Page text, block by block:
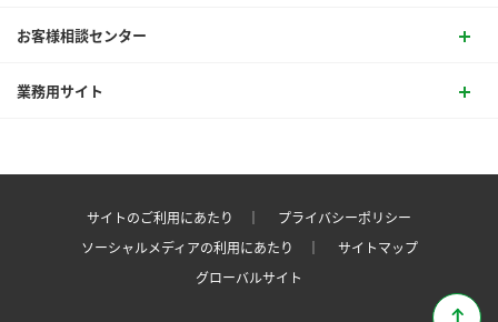
お客様相談センター
業務用サイト
サイトのご利用にあたり ｜
プライバシーポリシー
ソーシャルメディアの利用にあたり ｜
サイトマップ
グローバルサイト